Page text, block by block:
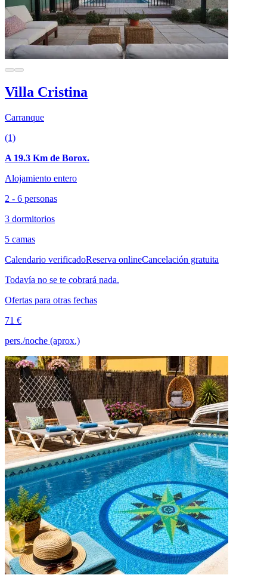
Villa Cristina
Carranque
(1)
A 19.3 Km de Borox.
Alojamiento entero
2 - 6 personas
3 dormitorios
5 camas
Calendario verificadoReserva onlineCancelación gratuita
Todavía no se te cobrará nada.
Ofertas para otras fechas
71 €
pers./noche (aprox.)